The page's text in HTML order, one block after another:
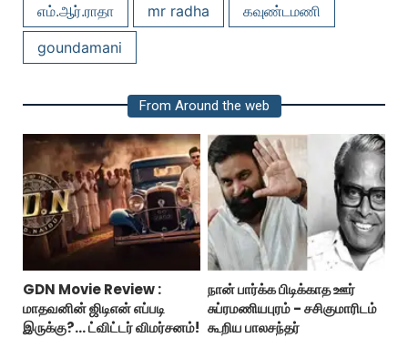
எம்.ஆர்.ராதா
mr radha
கவுண்டமணி
goundamani
From Around the web
GDN Movie Review :
மாதவனின் ஜிடிஎன் எப்படி
இருக்கு?... ட்விட்டர் விமர்சனம்!
நான் பார்க்க பிடிக்காத ஊர்
சுப்ரமணியபுரம் - சசிகுமாரிடம்
கூறிய பாலசந்தர்